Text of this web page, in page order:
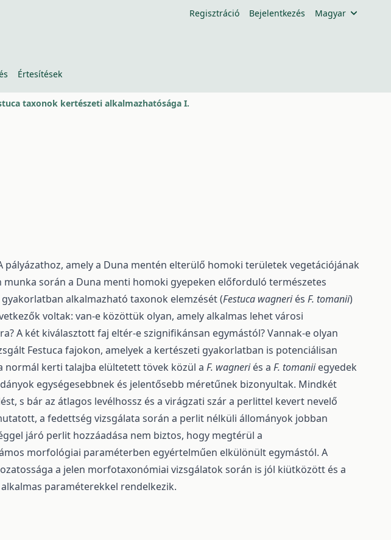
Regisztráció Bejelentkezés Magyar
Értesítések
taxonok kertészeti alkalmazhatósága I.
pályázathoz, amely a Duna mentén elterülő homoki területek vegetációjának
munka során a Duna menti homoki gyepeken előforduló természetes
alkalmazható taxonok elemzését (Festuca wagneriés F. tomanii)
voltak: van-e közöttük olyan, amely alkalmas lehet városi
A két kiválasztott faj eltér-e szignifikánsan egymástól? Vannak-e olyan
Festuca fajokon, amelyek a kertészeti gyakorlatban is potenciálisan
normál kerti talajba elültetett tövek közül a F. wagneriés a F. tomaniiegyedek
egységesebbnek és jelentősebb méretűnek bizonyultak. Mindkét
s bár az átlagos levélhossz és a virágzati szár a perlittel kevert nevelő
a fedettség vizsgálata során a perlit nélküli állományok jobban
járó perlit hozzáadása nem biztos, hogy megtérül a
morfológiai paraméterben egyértelműen elkülönült egymástól. A
a jelen morfotaxonómiai vizsgálatok során is jól kiütközött és a
paraméterekkel rendelkezik.